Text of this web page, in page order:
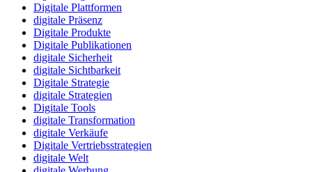
Digitale Plattformen
digitale Präsenz
Digitale Produkte
Digitale Publikationen
digitale Sicherheit
digitale Sichtbarkeit
Digitale Strategie
digitale Strategien
Digitale Tools
digitale Transformation
digitale Verkäufe
Digitale Vertriebsstrategien
digitale Welt